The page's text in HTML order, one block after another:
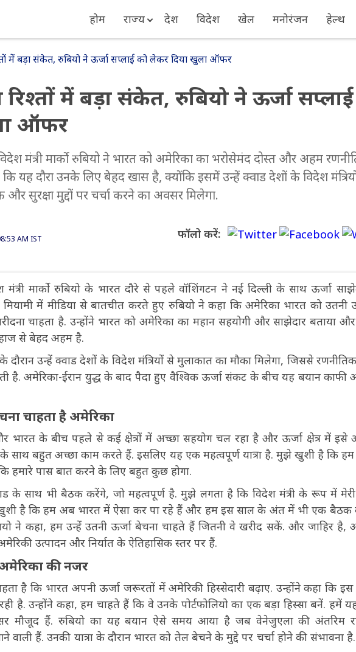
होम राज्य देश विदेश खेल मनोरंजन हेल्थ
में बड़ा संकेत, रुबियो ने ऊर्जा सप्लाई को लेकर दिया खुला ऑफर
में बड़ा संकेत, रुबियो ने ऊर्जा
ऑफर
मंत्री मार्को रुबियो ने भारत को अमेरिका का भरोसेमंद दोस्त और अहम
कि यह दौरा उनके लिए बेहद खास है, क्योंकि इसमें उन्हें क्वाड देशों के विदेश
सुरक्षा मुद्दों पर चर्चा करने का अवसर मिलेगा.
AM IST फॉलो करें:
मार्को रुबियो के भारत दौरे से पहले वॉशिंगटन ने नई दिल्ली के साथ ऊर्जा
में मीडिया से बातचीत करते हुए रुबियो ने कहा कि अमेरिका भारत को उतनी
चाहता है. उन्होंने भारत को अमेरिका का महान सहयोगी और साझेदार बताया
से बेहद अहम है.
के दौरान उन्हें क्वाड देशों के विदेश मंत्रियों से मुलाकात का मौका मिलेगा, जिससे
है. अमेरिका-ईरान युद्ध के बाद पैदा हुए वैश्विक ऊर्जा संकट के बीच यह बयान काफी
चाहता है अमेरिका
भारत के बीच पहले से कई क्षेत्रों में अच्छा सहयोग चल रहा है और ऊर्जा क्षेत्र में इसे
साथ बहुत अच्छा काम करते हैं. इसलिए यह एक महत्वपूर्ण यात्रा है. मुझे खुशी है कि हम
हमारे पास बात करने के लिए बहुत कुछ होगा.
के साथ भी बैठक करेंगे, जो महत्वपूर्ण है. मुझे लगता है कि विदेश मंत्री के रूप में
है कि हम अब भारत में ऐसा कर पा रहे हैं और हम इस साल के अंत में भी एक बैठक
ने कहा, हम उन्हें उतनी ऊर्जा बेचना चाहते हैं जितनी वे खरीद सकें. और जाहिर है,
उत्पादन और निर्यात के ऐतिहासिक स्तर पर हैं.
की नजर
है कि भारत अपनी ऊर्जा जरूरतों में अमेरिकी हिस्सेदारी बढ़ाए. उन्होंने कहा कि इस
है. उन्होंने कहा, हम चाहते हैं कि वे उनके पोर्टफोलियो का एक बड़ा हिस्सा बनें. हमें
हैं. रुबियो का यह बयान ऐसे समय आया है जब वेनेजुएला की अंतरिम
वाली हैं. उनकी यात्रा के दौरान भारत को तेल बेचने के मुद्दे पर चर्चा होने की संभावना है.